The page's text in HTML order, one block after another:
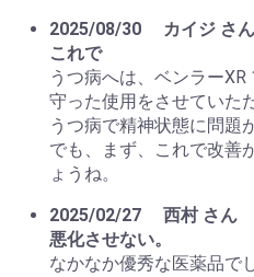
2025/08/30
カイジ さん
これで
うつ病へは、ベンラー
守った使用をさせていた
うつ病で精神状態に問題
でも、まず、これで改善
ょうね。
2025/02/27
西村 さん
悪化させない。
なかなか優秀な医薬品で